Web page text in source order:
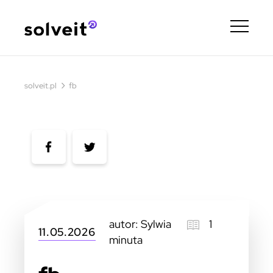
solveit.pl › fb
11.05.2026
autor: Sylwia
1
minuta